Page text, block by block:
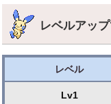
レベルアッ
レベル
Lv1